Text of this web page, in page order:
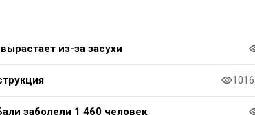
из-за засухи
заболели 1 460 человек